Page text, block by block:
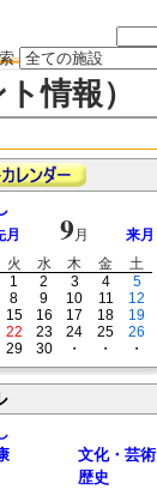
情報）
月 9月
来月
火 水 木 金
土
1 2 3 4
5
8 9 10 11
12
15 16 17 18
19
22 23 24 25
26
29 30 ・ ・ ・
文化・芸術
歴史